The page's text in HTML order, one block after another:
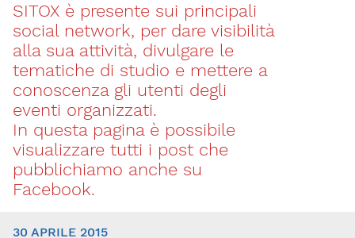
Via Giovanni Pascoli, 3
20129, Milano
C.F. 96330980580
P.I. 06792491000
T. 02-29520311
segreteria@sitox.org
SITOX è presente sui principali
social network, per dare visibilità
alla sua attività, divulgare le
tematiche di studio e mettere a
conoscenza gli utenti degli
eventi organizzati.
In questa pagina è possibile
visualizzare tutti i post che
pubblichiamo anche su
Facebook.
30 APRILE 2015